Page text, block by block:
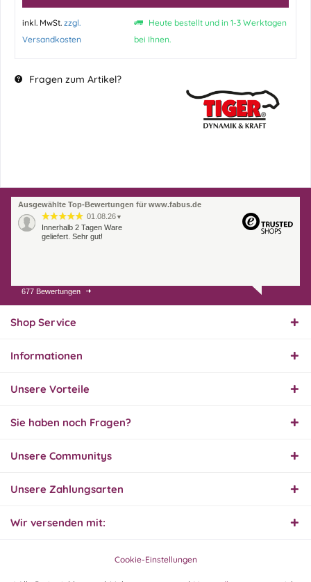
inkl. MwSt. zzgl.
Versandkosten
Heute bestellt und in 1-3 Werktagen
bei Ihnen.
Fragen zum Artikel?
Ausgewählte Top-Bewertungen für www.fabus.de
01.08.26 ▼
Innerhalb 2 Tagen Ware
geliefert. Sehr gut!
31.07.26
Super schnelle Lieferung,
hervorragend. Gerne
30.07.26
677 Bewertungen
Shop Service
Informationen
Unsere Vorteile
Sie haben noch Fragen?
Unsere Communitys
Unsere Zahlungsarten
Wir versenden mit:
Cookie-Einstellungen